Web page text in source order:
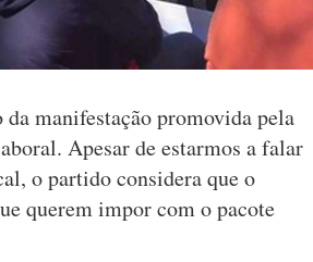
manifestação promovida pela
Apesar de estarmos a falar
o partido considera que o
querem impor com o pacote